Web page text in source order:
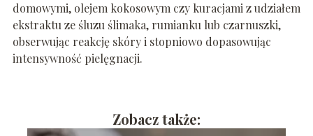
domowymi, olejem kokosowym czy kuracjami z udziałem
ekstraktu ze śluzu ślimaka, rumianku lub czarnuszki,
obserwując reakcję skóry i stopniowo dopasowując
intensywność pielęgnacji.
Zobacz także: